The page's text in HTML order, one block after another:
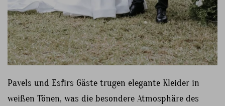
Pavels und Esfirs Gäste trugen elegante Kleider in
weißen Tönen, was die besondere Atmosphäre des